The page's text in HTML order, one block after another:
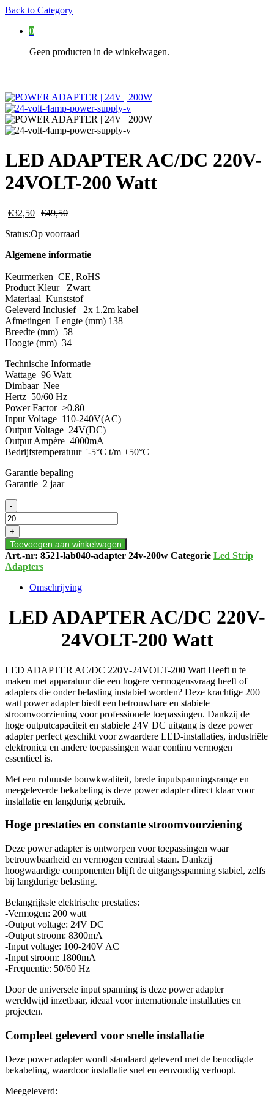
Back to Category
0
Geen producten in de winkelwagen.
LED ADAPTER AC/DC 220V-
24VOLT-200 Watt
€32,50 €49,50
Status:Op voorraad
Algemene informatie
Keurmerken CE, RoHS
Product Kleur Zwart
Materiaal Kunststof
Geleverd Inclusief 2x 1.2m kabel
Afmetingen Lengte (mm) 138
Breedte (mm) 58
Hoogte (mm) 34
Technische Informatie
Wattage 96 Watt
Dimbaar Nee
Hertz 50/60 Hz
Power Factor >0.80
Input Voltage 110-240V(AC)
Output Voltage 24V(DC)
Output Ampère 4000mA
Bedrijfstemperatuur '-5°C t/m +50°C
Garantie bepaling
Garantie 2 jaar
LED
ADAPTER
AC/DC
220V-
24VOLT-
200
Watt
-
+
Toevoegen aan winkelwagen
Art.-nr: 8521-lab040-adapter 24v-200w Categorie Led Strip
Adapters
Omschrijving
LED ADAPTER AC/DC 220V-
24VOLT-200 Watt
LED ADAPTER AC/DC 220V-24VOLT-200 Watt Heeft u te
maken met apparatuur die een hogere vermogensvraag heeft of
adapters die onder belasting instabiel worden? Deze krachtige 200
watt power adapter biedt een betrouwbare en stabiele
stroomvoorziening voor professionele toepassingen. Dankzij de
hoge outputcapaciteit en stabiele 24V DC uitgang is deze power
adapter perfect geschikt voor zwaardere LED-installaties, industriële
elektronica en andere toepassingen waar continu vermogen
essentieel is.
Met een robuuste bouwkwaliteit, brede inputspanningsrange en
meegeleverde bekabeling is deze power adapter direct klaar voor
installatie en langdurig gebruik.
Hoge prestaties en constante stroomvoorziening
Deze power adapter is ontworpen voor toepassingen waar
betrouwbaarheid en vermogen centraal staan. Dankzij
hoogwaardige componenten blijft de uitgangsspanning stabiel, zelfs
bij langdurige belasting.
Belangrijkste elektrische prestaties:
-Vermogen: 200 watt
-Output voltage: 24V DC
-Output stroom: 8300mA
-Input voltage: 100-240V AC
-Input stroom: 1800mA
-Frequentie: 50/60 Hz
Door de universele input spanning is deze power adapter
wereldwijd inzetbaar, ideaal voor internationale installaties en
projecten.
Compleet geleverd voor snelle installatie
Deze power adapter wordt standaard geleverd met de benodigde
bekabeling, waardoor installatie snel en eenvoudig verloopt.
Meegeleverd: